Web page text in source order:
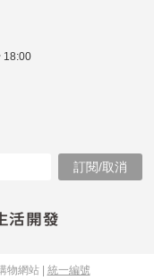
18:00
物網站 | 統一編號